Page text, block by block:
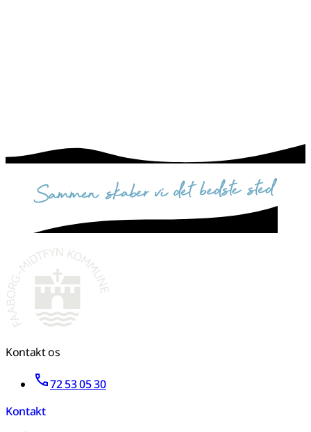
sammen skaber vi det bedste sted
Kontakt os
72 53 05 30
Kontakt